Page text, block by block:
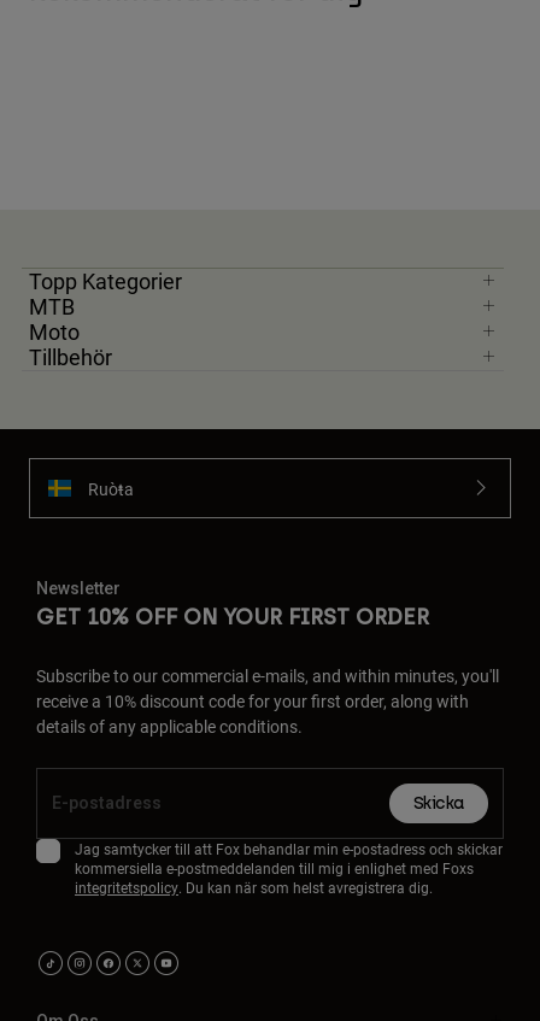
Topp Kategorier
MTB
Moto
Tillbehör
Ruoŧŧa
Newsletter
GET 10% OFF ON YOUR FIRST ORDER
Subscribe to our commercial e-mails, and within minutes, you'll
receive a 10% discount code for your first order, along with
details of any applicable conditions.
Skicka
Jag samtycker till att Fox behandlar min e-postadress och skickar
kommersiella e-postmeddelanden till mig i enlighet med Foxs
integritetspolicy. Du kan när som helst avregistrera dig.